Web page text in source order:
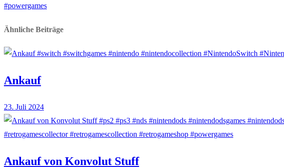
Beitrag:
#powergames
Ähnliche Beiträge
Ankauf
23. Juli 2024
Ankauf von Konvolut Stuff